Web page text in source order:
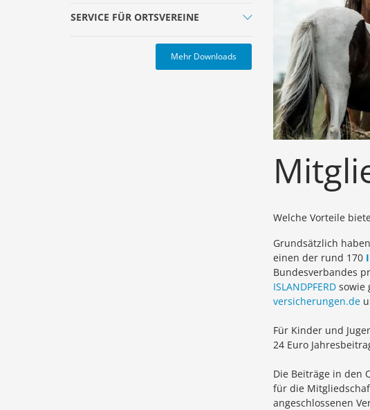
SERVICE FÜR ORTSVEREINE
Mehr Downloads
Welche Vorteile
Grundsätzlich
einen der rund 170
Bundesverbandes
ISLANDPFERDsowie
versicherungen.de
Für Kinder und
24 Euro
Die Beiträge in den
für die
angeschlossenen